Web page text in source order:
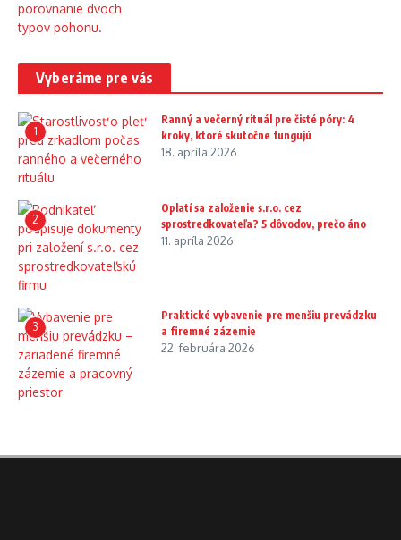
Vyberáme pre vás
1
Ranný a večerný rituál pre čisté póry: 4
kroky, ktoré skutočne fungujú
18. apríla 2026
2
Oplatí sa založenie s.r.o. cez
sprostredkovateľa? 5 dôvodov, prečo áno
11. apríla 2026
3
Praktické vybavenie pre menšiu prevádzku
a firemné zázemie
22. februára 2026